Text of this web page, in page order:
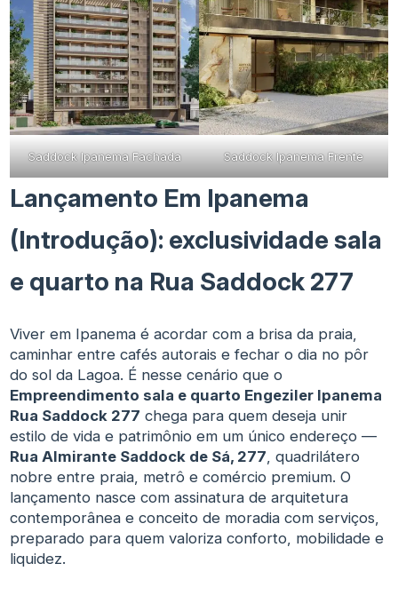
Saddock Ipanema Fachada Saddock Ipanema Frente
Lançamento Em Ipanema
(Introdução): exclusividade sala
e quarto na Rua Saddock 277
Viver em Ipanema é acordar com a brisa da praia,
caminhar entre cafés autorais e fechar o dia no pôr
do sol da Lagoa. É nesse cenário que o
Empreendimento sala e quarto Engeziler Ipanema
Rua Saddock 277 chega para quem deseja unir
estilo de vida e patrimônio em um único endereço —
Rua Almirante Saddock de Sá, 277 , quadrilátero
nobre entre praia, metrô e comércio premium. O
lançamento nasce com assinatura de arquitetura
contemporânea e conceito de moradia com serviços,
preparado para quem valoriza conforto, mobilidade e
liquidez.